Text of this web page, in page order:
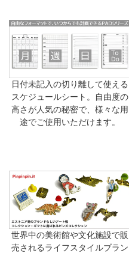
日付未記入の切り離して使える
スケジュールシート。自由度の
高さが人気の秘密で、様々な用
途でご使用いただけます。
世界中の美術館や文化施設で販
売されるライフスタイルブラン